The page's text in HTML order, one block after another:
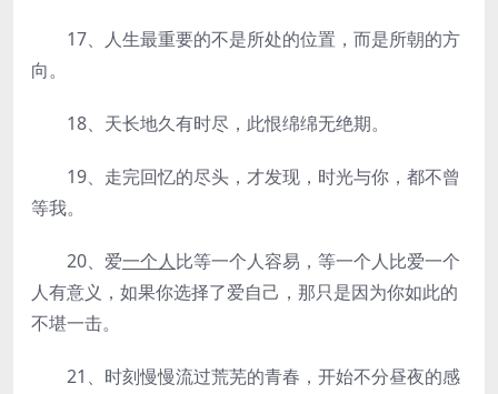
17、人生最重要的不是所处的位置，而是所朝的方
向。
18、天长地久有时尽，此恨绵绵无绝期。
19、走完回忆的尽头，才发现，时光与你，都不曾
等我。
20、爱一个人比等一个人容易，等一个人比爱一个
人有意义，如果你选择了爱自己，那只是因为你如此的
不堪一击。
21、时刻慢慢流过荒芜的青春，开始不分昼夜的感